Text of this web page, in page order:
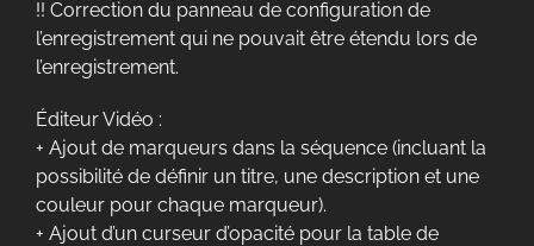
!! Correction du panneau de configuration de
l’enregistrement qui ne pouvait être étendu lors de
l’enregistrement.
Éditeur Vidéo :
+ Ajout de marqueurs dans la séquence (incluant la
possibilité de définir un titre, une description et une
couleur pour chaque marqueur).
+ Ajout d’un curseur d’opacité pour la table de